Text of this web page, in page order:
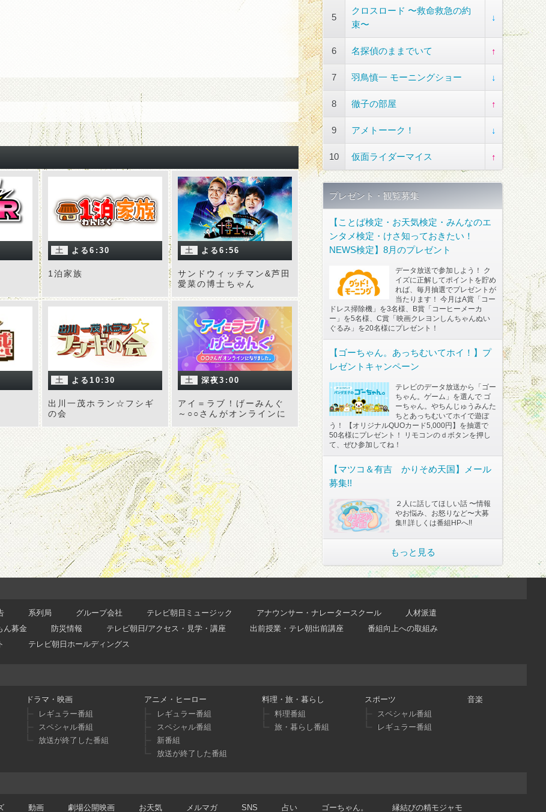
土 よる6:30
1泊家族
土 よる6:56
サンドウィッチマン&芦田
愛菜の博士ちゃん
土 よる10:30
出川一茂ホラン☆フシギ
の会
土 深夜3:00
アイ＝ラブ！げーみんぐ
～○○さんがオンラインに
5
クロスロード 〜救命救急の約
束〜
↓
6 名探偵のままでいて ↑
7 羽鳥慎一 モーニングショー ↓
8 徹子の部屋 ↑
9 アメトーーク！ ↓
10 仮面ライダーマイス ↑
プレゼント・観覧募集
【ことば検定・お天気検定・みんなのエ
ンタメ検定・けさ知っておきたい！
NEWS検定】8月のプレゼント
データ放送で参加しよう！ ク
イズに正解してポイントを貯め
れば、毎月抽選でプレゼントが
当たります！ 今月はA賞「コー
ドレス掃除機」を3名様、B賞「コーヒーメーカ
ー」を5名様、C賞「映画クレヨンしんちゃんぬい
ぐるみ」を20名様にプレゼント！
【ゴーちゃん。あっちむいてホイ！】プ
レゼントキャンペーン
テレビのデータ放送から「ゴー
ちゃん。ゲーム」を選んで ゴ
ーちゃん。やちんじゅうみんた
ちとあっちむいてホイで遊ぼ
う！ 【オリジナルQUOカード5,000円】を抽選で
50名様にプレゼント！ リモコンのｄボタンを押し
て、ぜひ参加してね！
【マツコ＆有吉 かりそめ天国】メール
募集!!
２人に話してほしい話 〜情報
やお悩み、お怒りなど〜大募
集!! 詳しくは番組HPへ!!
もっと見る
系列局 グループ会社 テレビ朝日ミュージック アナウンサー・ナレータースクール
人材派遣
ん募金 防災情報 テレビ朝日/アクセス・見学・講座 出前授業・テレ朝出前講座
番組向上への取組み
テレビ朝日ホールディングス
ドラマ・映画
レギュラー番組
スペシャル番組
放送が終了した番組
アニメ・ヒーロー
レギュラー番組
スペシャル番組
新番組
放送が終了した番組
料理・旅・暮らし
料理番組
旅・暮らし番組
スポーツ
スペシャル番組
レギュラー番組
音楽
動画 劇場公開映画 お天気 メルマガ SNS 占い ゴーちゃん。 縁結びの精モジャモ